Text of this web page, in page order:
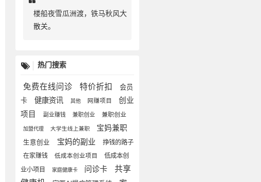
楼船夜雪瓜洲渡，铁马秋风大
散关。
热门搜索
免费在线问诊 特价折扣
会员
卡
健康资讯 其他 网赚项目
创业
项目
副业赚钱 兼职创业 兼职创业
加盟代理 大学生线上兼职 宝妈兼职
生意创业 宝妈的副业
挣钱的路子
在家赚钱
低成本创业项目
低成本创
业小项目
家庭健康卡 问诊卡
共享